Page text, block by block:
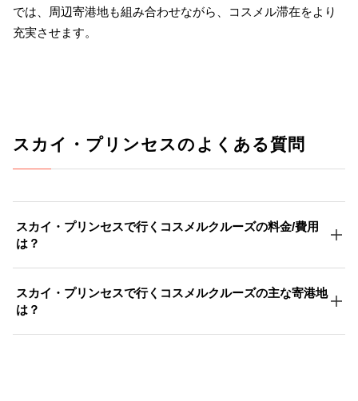
では、周辺寄港地も組み合わせながら、コスメル滞在をより
充実させます。
スカイ・プリンセスのよくある質問
スカイ・プリンセスで行くコスメルクルーズの料金/費用
は？
スカイ・プリンセスで行くコスメルクルーズの主な寄港地
は？